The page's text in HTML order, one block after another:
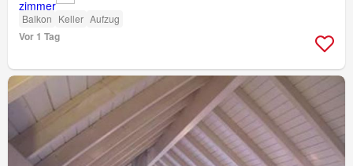
Balkon Keller Aufzug
Vor 1 Tag